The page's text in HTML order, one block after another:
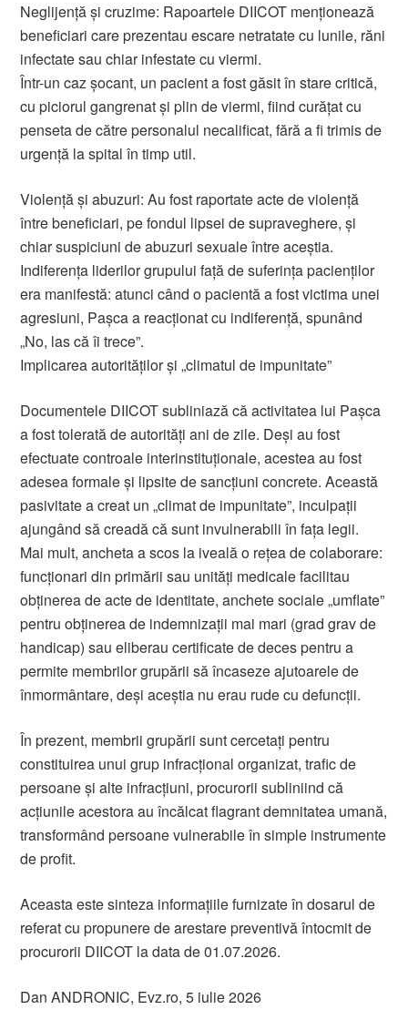
Neglijență și cruzime: Rapoartele DIICOT menționează
beneficiari care prezentau escare netratate cu lunile, răni
infectate sau chiar infestate cu viermi.
Într-un caz șocant, un pacient a fost găsit în stare critică,
cu piciorul gangrenat și plin de viermi, fiind curățat cu
penseta de către personalul necalificat, fără a fi trimis de
urgență la spital în timp util.
Violență și abuzuri: Au fost raportate acte de violență
între beneficiari, pe fondul lipsei de supraveghere, și
chiar suspiciuni de abuzuri sexuale între aceștia.
Indiferența liderilor grupului față de suferința pacienților
era manifestă: atunci când o pacientă a fost victima unei
agresiuni, Pașca a reacționat cu indiferență, spunând
„No, las că îi trece”.
Implicarea autorităților și „climatul de impunitate”
Documentele DIICOT subliniază că activitatea lui Pașca
a fost tolerată de autorități ani de zile. Deși au fost
efectuate controale interinstituționale, acestea au fost
adesea formale și lipsite de sancțiuni concrete. Această
pasivitate a creat un „climat de impunitate”, inculpații
ajungând să creadă că sunt invulnerabili în fața legii.
Mai mult, ancheta a scos la iveală o rețea de colaborare:
funcționari din primării sau unități medicale facilitau
obținerea de acte de identitate, anchete sociale „umflate”
pentru obținerea de indemnizații mai mari (grad grav de
handicap) sau eliberau certificate de deces pentru a
permite membrilor grupării să încaseze ajutoarele de
înmormântare, deși aceștia nu erau rude cu defuncții.
În prezent, membrii grupării sunt cercetați pentru
constituirea unui grup infracțional organizat, trafic de
persoane și alte infracțiuni, procurorii subliniind că
acțiunile acestora au încălcat flagrant demnitatea umană,
transformând persoane vulnerabile în simple instrumente
de profit.
Aceasta este sinteza informațiile furnizate în dosarul de
referat cu propunere de arestare preventivă întocmit de
procurorii DIICOT la data de 01.07.2026.
Dan ANDRONIC, Evz.ro, 5 iulie 2026